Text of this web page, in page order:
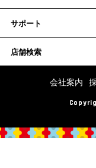
サポート
店舗検索
会社案内